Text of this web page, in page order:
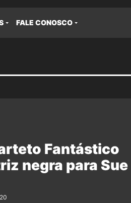
FALE CONOSCO
Fantástico
negra para Sue